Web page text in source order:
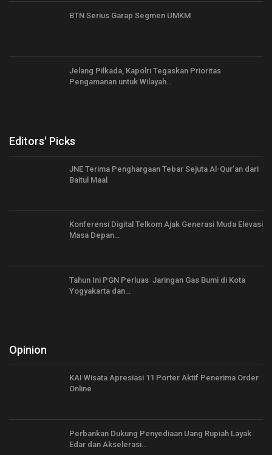
BTN Serius Garap Segmen UMKM
Jelang Pilkada, Kapolri Tegaskan Prioritas
Pengamanan untuk Wilayah…
Editors' Picks
JNE Terima Penghargaan Tebar Sejuta Al-Qur’an dari
Baitul Maal
Konferensi Digital Telkom Ajak Generasi Muda Elevasi
Masa Depan…
Tahun Ini PGN Perluas Jaringan Gas Bumi di Kota
Yogyakarta dan…
Opinion
KAI Wisata Apresiasi 11 Porter Aktif Penerima Order
Online
Perbankan Dukung Penyediaan Uang Rupiah Layak
Edar dan Akselerasi…